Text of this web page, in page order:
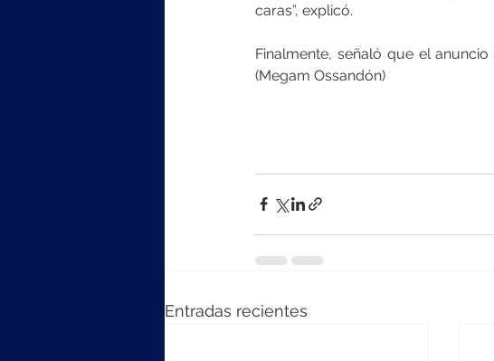
caras”, explicó.
Finalmente, señaló que el
(Megam Ossandón)
Entradas recientes